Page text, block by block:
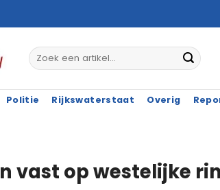
Politie Rijkswaterstaat Overig
vast op westelijke